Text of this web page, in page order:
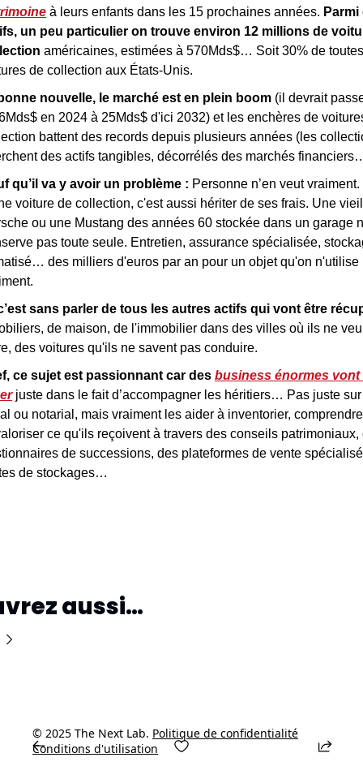
à leurs enfants dans les 15 prochaines années. Parmi
un peu particulier on trouve environ 12 millions de
américaines, estimées à 570Mds$… Soit 30% de
de collection aux États-Unis.
nouvelle, le marché est en plein boom (il devrait
en 2024 à 25Mds$ d'ici 2032) et les enchères de
battent des records depuis plusieurs années (les
des actifs tangibles, décorrélés des marchés
qu’il va y avoir un problème : Personne n’en veut
voiture de collection, c'est aussi hériter de ses frais. Une
ou une Mustang des années 60 stockée dans un garage
pas toute seule. Entretien, assurance spécialisée,
des milliers d'euros par an pour un objet qu'on n'utilise
sans parler de tous les autres actifs qui vont être
de maison, de l'immobilier dans des villes où ils ne
des voitures qu'ils ne savent pas conduire.
ce sujet est passionnant car des business énormes vont
juste dans le fait d’accompagner les héritiers… Pas juste
ou notarial, mais vraiment les aider à inventorier,
ce qu'ils reçoivent à travers des conseils patrimoniaux,
de successions, des plateformes de vente
de stockages…
aussi…
© 2025 The Next Lab. Politique de confidentialité
Conditions d'utilisation